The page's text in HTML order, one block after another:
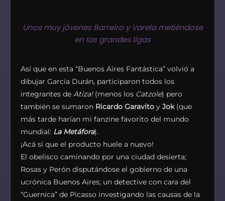
Unos muy jóvenes Barreiro y Varela metiéndose
en las grandes ligas
Así que en esta “Buenos Aires Fantástica” volvió a
dibujar García Durán, participaron todos los
integrantes de Atiza!(menos los Catzole) pero
también se sumaron Ricardo Garavito y Jok(que
más tarde harían mi fanzine favorito del mundo
mundial: La Metáfora).
¡Acá sí que el producto huele a nuevo!
El obelisco caminando por una ciudad desierta;
Rosas y Perón disputándose el gobierno de una
ucrónica Buenos Aires; un detective con cara del
“Guernica” de Picasso investigando las causas de la